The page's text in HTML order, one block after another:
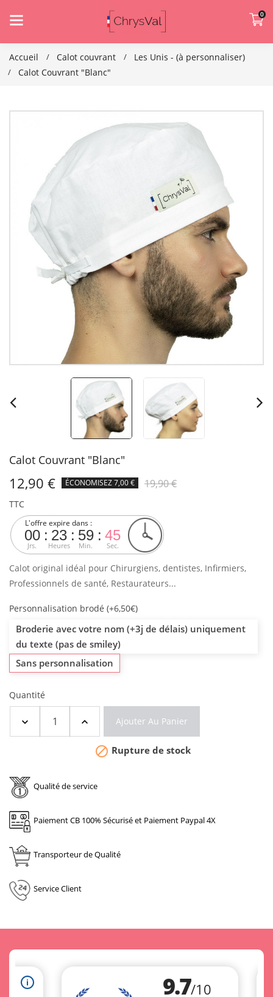
0
Accueil Calot couvrant
Les Unis - (à personnaliser)
Calot Couvrant "Blanc"
Calot Couvrant "Blanc"
12,90 € ÉCONOMISEZ 7,00 € 19,90 €
TTC
L'offre expire dans :
00
Jrs.
23
Heures
59
Min.
45
Sec.
Calot original idéal pour Chirurgiens, dentistes, Infirmiers,
Professionnels de santé, Restaurateurs...
Personnalisation brodé (+6,50€)
Broderie avec votre nom (+3j de délais) uniquement
du texte (pas de smiley)
Sans personnalisation
Quantité
Ajouter Au Panier
 Rupture de stock
Qualité de service
Paiement CB 100% Sécurisé et Paiement Paypal 4X
Transporteur de Qualité
Service Client